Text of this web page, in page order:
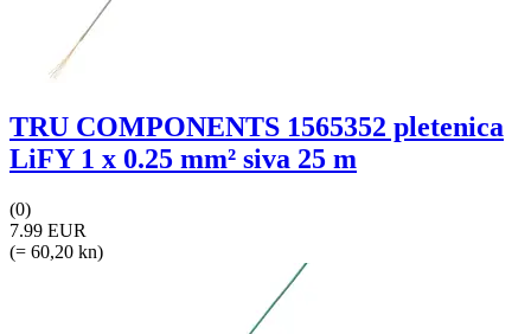
TRU COMPONENTS 1565352 pletenica
LiFY 1 x 0.25 mm² siva 25 m
(0)
7.99 EUR
(= 60,20 kn)